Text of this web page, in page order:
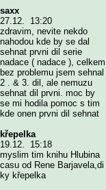
saxx
27.12. 13:20
zdravim, nevite nekdo
nahodou kde by se dal
sehnat prvni dil serie
nadace ( nadace ), celkem
bez problemu jsem sehnal
2 . & 3. dil, ale nemuzu
sehnat dil prvni. moc by
se mi hodila pomoc s tim
kde onen prvni dil sehnat
křepelka
19.12. 15:18
myslim tim knihu Hlubina
casu od Rene Barjavela,di
ky křepelka